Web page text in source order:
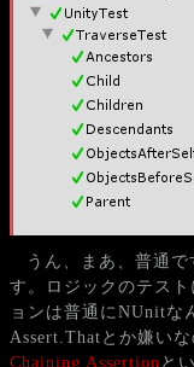
うん、まあ、普通
す。ロジックのテス
ョンは普通にNUnitな
Assert.Thatとか嫌い
Chaining Assertion と